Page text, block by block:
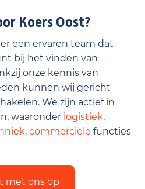
Koers Oost?
een ervaren team dat
bij het vinden van
onze kennis van
kunnen wij gericht
We zijn actief in
waaronder logistiek,
, commerciële functies
met ons op